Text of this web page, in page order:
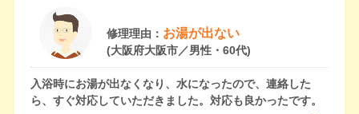
修理理由： お湯が出ない
(大阪府大阪市／男性・60代)
入浴時にお湯が出なくなり、水になったので、連絡した
ら、すぐ対応していただきました。対応も良かったです。